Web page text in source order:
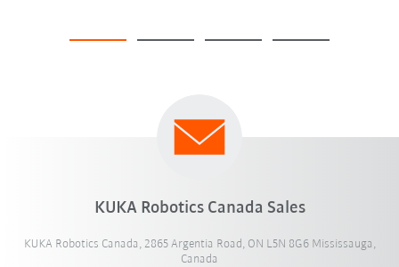
KUKA Robotics Canada Sales
KUKA Robotics Canada, 2865 Argentia Road, ON L5N 8G6 Mississauga,
Canada